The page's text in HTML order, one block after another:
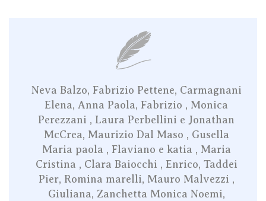
Neva Balzo, Fabrizio Pettene, Carmagnani
Elena, Anna Paola, Fabrizio , Monica
Perezzani , Laura Perbellini e Jonathan
McCrea, Maurizio Dal Maso , Gusella
Maria paola , Flaviano e katia , Maria
Cristina , Clara Baiocchi , Enrico, Taddei
Pier, Romina marelli, Mauro Malvezzi ,
Giuliana, Zanchetta Monica Noemi,